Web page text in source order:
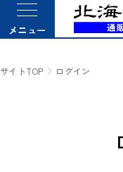
メニュー
サイトTOP ログイン